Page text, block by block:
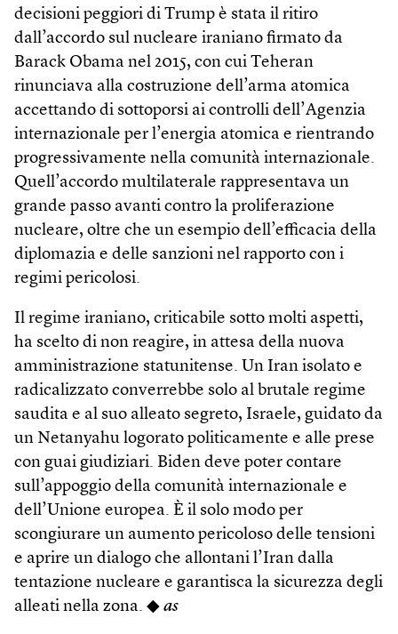
decisioni peggiori di Trump è stata il ritiro
dall’accordo sul nucleare iraniano firmato da
Barack Obama nel 2015, con cui Teheran
rinunciava alla costruzione dell’arma atomica
accettando di sottoporsi ai controlli dell’Agenzia
internazionale per l’energia atomica e rientrando
progressivamente nella comunità internazionale.
Quell’accordo multilaterale rappresentava un
grande passo avanti contro la proliferazione
nucleare, oltre che un esempio dell’efficacia della
diplomazia e delle sanzioni nel rapporto con i
regimi pericolosi.
Il regime iraniano, criticabile sotto molti aspetti,
ha scelto di non reagire, in attesa della nuova
amministrazione statunitense. Un Iran isolato e
radicalizzato converrebbe solo al brutale regime
saudita e al suo alleato segreto, Israele, guidato da
un Netanyahu logorato politicamente e alle prese
con guai giudiziari. Biden deve poter contare
sull’appoggio della comunità internazionale e
dell’Unione europea. È il solo modo per
scongiurare un aumento pericoloso delle tensioni
e aprire un dialogo che allontani l’Iran dalla
tentazione nucleare e garantisca la sicurezza degli
alleati nella zona. ◆ as